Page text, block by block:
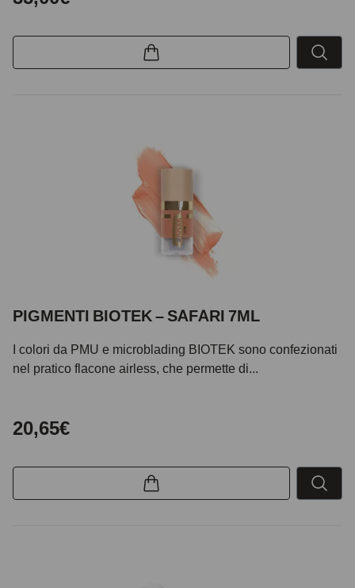
PIGMENTI BIOTEK – SAFARI 7ML
I colori da PMU e microblading BIOTEK sono confezionati
nel pratico flacone airless, che permette di...
20,65€